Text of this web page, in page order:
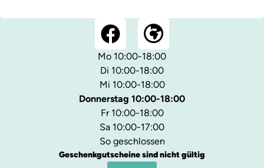
Mo 10:00-18:00
Di 10:00-18:00
Mi 10:00-18:00
Donnerstag 10:00-18:00
Fr 10:00-18:00
Sa 10:00-17:00
So geschlossen
Geschenkgutscheine sind nicht gültig